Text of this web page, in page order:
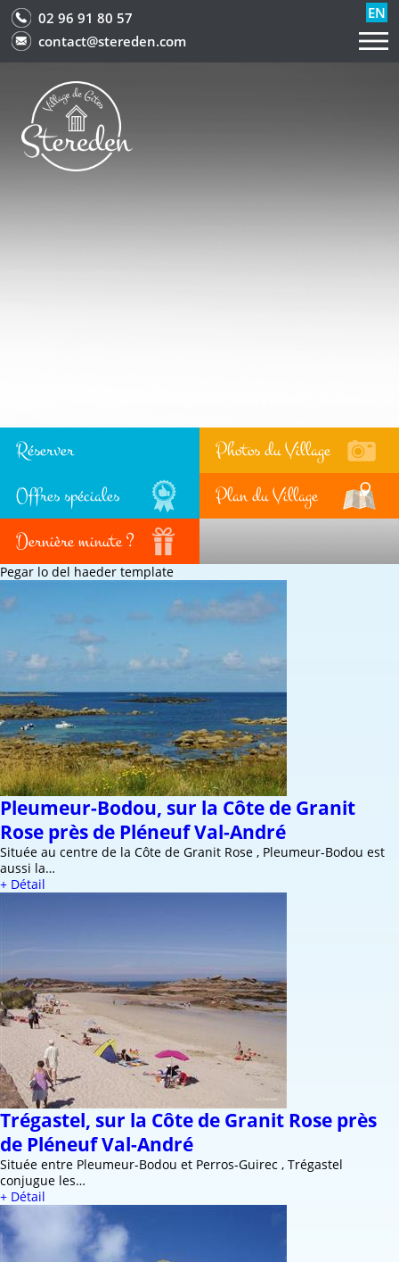
02 96 91 80 57
contact@stereden.com
EN
Réserver
Photos du Village
Offres spéciales
Plan du Village
Dernière minute ?
Pegar lo del haeder template
Pleumeur-Bodou, sur la Côte de Granit
Rose près de Pléneuf Val-André
Située au centre de la Côte de Granit Rose , Pleumeur-Bodou est
aussi la…
+ Détail
Trégastel, sur la Côte de Granit Rose près
de Pléneuf Val-André
Située entre Pleumeur-Bodou et Perros-Guirec , Trégastel
conjugue les…
+ Détail